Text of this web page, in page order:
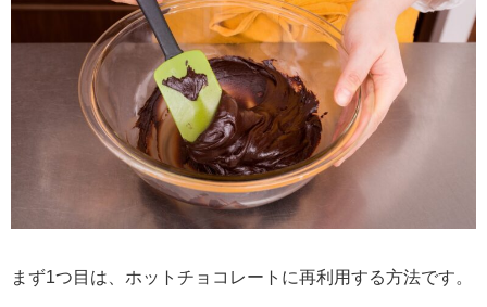
まず1つ目は、ホットチョコレートに再利用する方法です。